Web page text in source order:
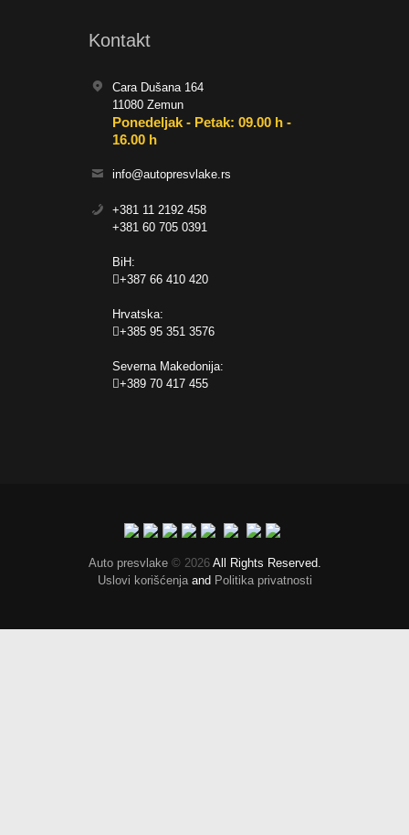
Kontakt
Cara Dušana 164
11080 Zemun
Ponedeljak - Petak: 09.00 h -
16.00 h
info@autopresvlake.rs
+381 11 2192 458
+381 60 705 0391
BiH:
+387 66 410 420
Hrvatska:
+385 95 351 3576
Severna Makedonija:
+389 70 417 455
Auto presvlake© 2026 All Rights Reserved.
Uslovi korišćenja and Politika privatnosti